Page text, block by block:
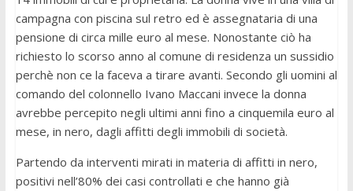
campagna con piscina sul retro ed è assegnataria di una
pensione di circa mille euro al mese. Nonostante ciò ha
richiesto lo scorso anno al comune di residenza un sussidio
perchè non ce la faceva a tirare avanti. Secondo gli uomini al
comando del colonnello Ivano Maccani invece la donna
avrebbe percepito negli ultimi anni fino a cinquemila euro al
mese, in nero, dagli affitti degli immobili di società.
Partendo da interventi mirati in materia di affitti in nero,
positivi nell’80% dei casi controllati e che hanno già